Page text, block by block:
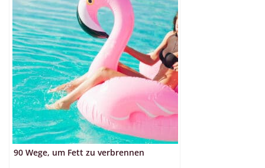
90 Wege, um Fett zu verbrennen